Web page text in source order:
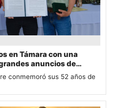
en Támara con una
anuncios de
conmemoró sus 52 años de